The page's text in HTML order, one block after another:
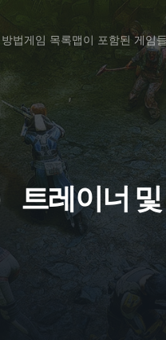
법게임 목록맵이 포함된 게임들
트레이너